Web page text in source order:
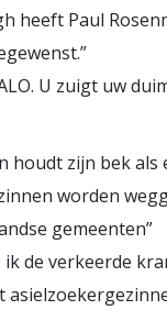
heeft Paul
U zuigt uw
houdt zijn bek als
worden
gemeenten”
ik de verkeerde